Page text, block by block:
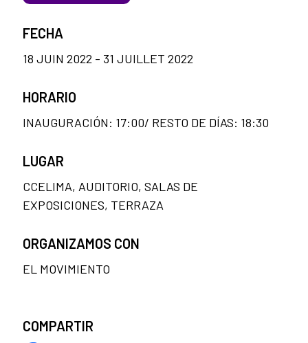
FECHA
18 JUIN 2022 - 31 JUILLET 2022
HORARIO
INAUGURACIÓN: 17:00/ RESTO DE DÍAS: 18:30
LUGAR
CCELIMA, AUDITORIO, SALAS DE
EXPOSICIONES, TERRAZA
ORGANIZAMOS CON
EL MOVIMIENTO
COMPARTIR